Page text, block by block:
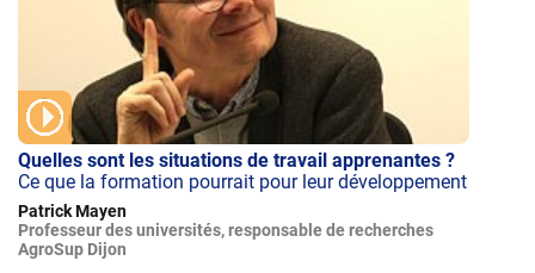
Quelles sont les situations de travail apprenantes ?
Ce que la formation pourrait pour leur développement
Patrick Mayen
Professeur des universités, responsable de recherches
AgroSup Dijon